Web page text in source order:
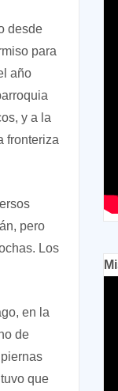
desde
para
año
y a la
fronteriza
pero
Los
en la
de
que